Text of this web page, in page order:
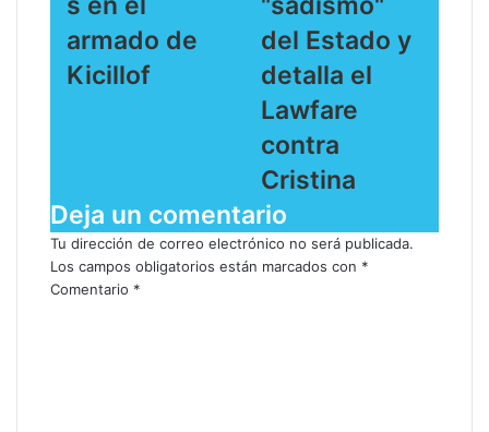
armado de
Kicillof
del Estado y
detalla el
Lawfare
contra
Cristina
Deja un comentario
Tu dirección de correo electrónico no será publicada.
Los campos obligatorios están marcados con *
Comentario *